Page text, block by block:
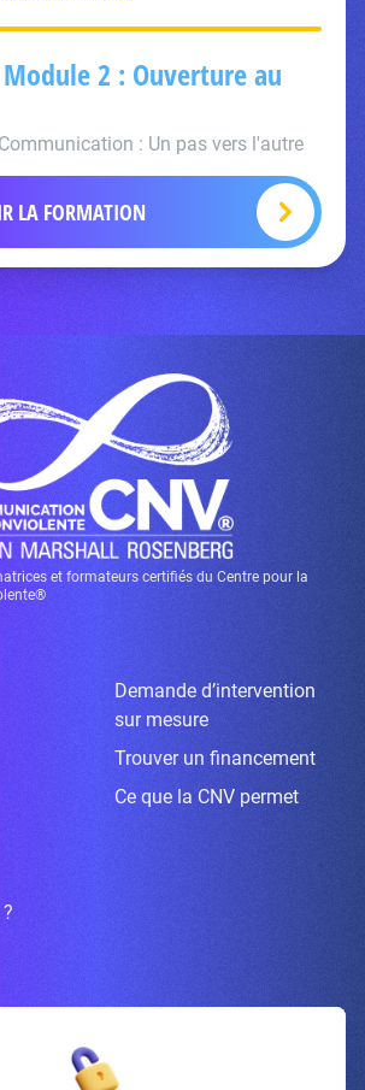
2 : Ouverture au
: Un pas vers l'autre
LA FORMATION
et formateurs certifiés du Centre pour la
Demande d’intervention
sur mesure
Trouver un financement
Ce que la CNV permet
vous à la newsletter